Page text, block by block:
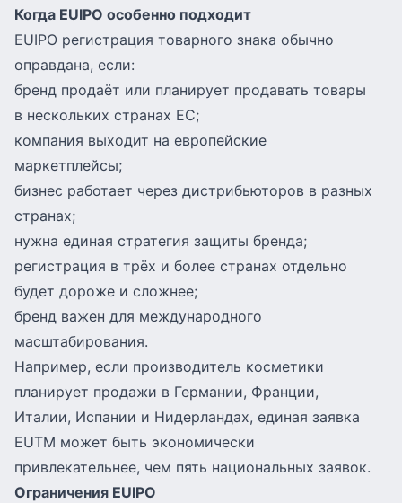
Когда EUIPO особенно подходит
EUIPO регистрация товарного знака обычно
оправдана, если:
бренд продаёт или планирует продавать товары
в нескольких странах ЕС;
компания выходит на европейские
маркетплейсы;
бизнес работает через дистрибьюторов в разных
странах;
нужна единая стратегия защиты бренда;
регистрация в трёх и более странах отдельно
будет дороже и сложнее;
бренд важен для международного
масштабирования.
Например, если производитель косметики
планирует продажи в Германии, Франции,
Италии, Испании и Нидерландах, единая заявка
EUTM может быть экономически
привлекательнее, чем пять национальных заявок.
Ограничения EUIPO